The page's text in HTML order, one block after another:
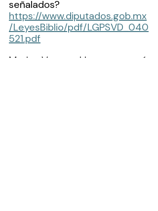
https://www.diputados.gob.mx
/LeyesBiblio/pdf/LGPSVD_040
521.pdf